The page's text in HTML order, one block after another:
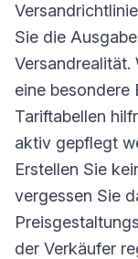
Sie die
Versandrealität.
eine besondere
Tariftabellen
aktiv gepflegt
Erstellen Sie
vergessen Sie
der Verkäufer